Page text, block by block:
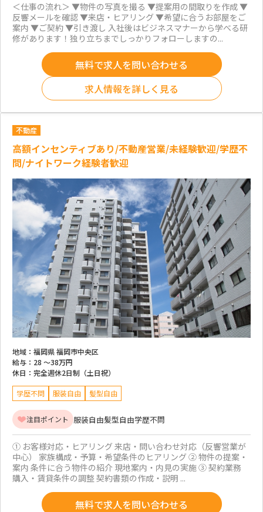
＜仕事の流れ＞ ▼物件の写真を撮る ▼提案用の間取りを作成 ▼
反響メールを確認 ▼来店・ヒアリング ▼希望に合うお部屋をご
案内 ▼ご契約 ▼引き渡し 入社後はビジネスマナーから学べる研
修があります！独り立ちまでしっかりフォローしますの...
無料で求人を問い合わせる
求人情報を詳しく見る
不動産
高額インセンティブあり/不動産営業/未経験歓迎/学歴不
問/ナイトワーク経験者歓迎
地域： 福岡県 福岡市中央区
給与： 28 ～38万円
休日： 完全週休2日制（土日祝）
学歴不問 服装自由 髪型自由
注目ポイント 服装自由髪型自由学歴不問
① お客様対応・ヒアリング 来店・問い合わせ対応（反響営業が
中心） 家族構成・予算・希望条件のヒアリング ② 物件の提案・
案内 条件に合う物件の紹介 現地案内・内見の実施 ③ 契約業務
購入・賃貸条件の調整 契約書類の作成・説明 ...
無料で求人を問い合わせる